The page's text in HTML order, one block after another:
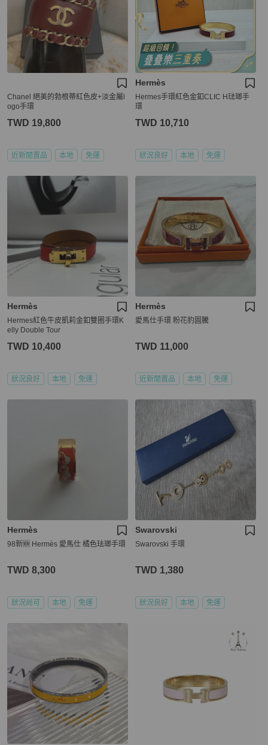
Chanel 絕美的勃根蒂紅色皮+淡金屬l
ogo手環
TWD 19,800
近新閒置品 本地 免運
Hermès
Hermes手環紅色金釦CLIC H琺瑯手
環
TWD 10,710
狀況良好 本地 免運
Hermès
Hermes紅色牛皮凱莉金釦雙圈手環K
elly Double Tour
TWD 10,400
狀況良好 本地 免運
Hermès
愛馬仕手環 粉花豹圖騰
TWD 11,000
近新閒置品 本地 免運
Hermès
98新🆕 Hermès 愛馬仕 橘色珐瑯手環
TWD 8,300
狀況尚可 本地 免運
Swarovski
Swarovski 手環
TWD 1,380
狀況良好 本地 免運